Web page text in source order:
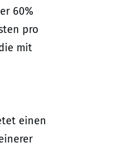
60%
pro
mit
einen